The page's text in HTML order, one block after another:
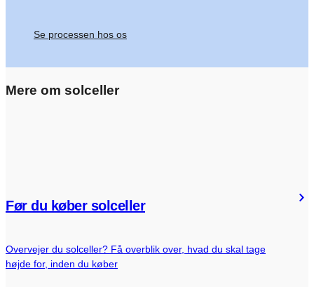
Se processen hos os
Mere om solceller
Før du køber solceller
Overvejer du solceller? Få overblik over, hvad du skal tage
højde for, inden du køber